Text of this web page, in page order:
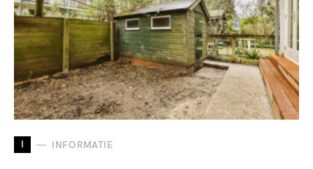
I INFORMATIE